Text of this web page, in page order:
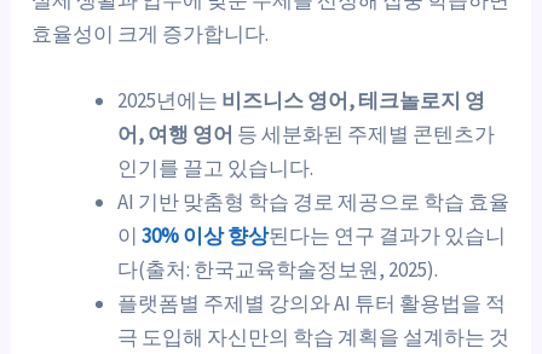
효율성이 크게 증가합니다.
2025년에는 비즈니스 영어, 테크놀로지 영
어, 여행 영어 등 세분화된 주제별 콘텐츠가
인기를 끌고 있습니다.
AI 기반 맞춤형 학습 경로 제공으로 학습 효율
이30% 이상 향상된다는 연구 결과가 있습니
다(출처: 한국교육학술정보원, 2025).
플랫폼별 주제별 강의와 AI 튜터 활용법을 적
극 도입해 자신만의 학습 계획을 설계하는 것